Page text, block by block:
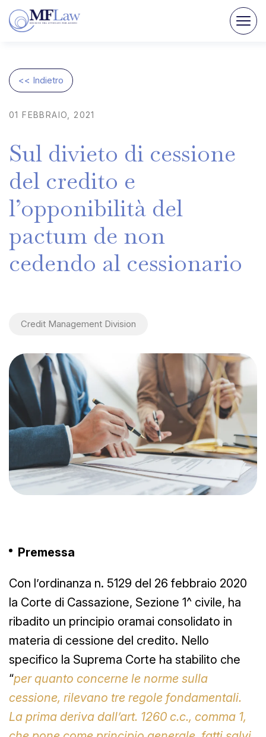
<< Indietro
01 FEBBRAIO, 2021
Sul divieto di cessione
del credito e
l’opponibilità del
pactum de non
cedendo al cessionario
Credit Management Division
Premessa
Con l’ordinanza n. 5129 del 26 febbraio 2020
la Corte di Cassazione, Sezione 1^ civile, ha
ribadito un principio oramai consolidato in
materia di cessione del credito. Nello
specifico la Suprema Corte ha stabilito che
“per quanto concerne le norme sulla
cessione, rilevano tre regole fondamentali.
La prima deriva dall’art. 1260 c.c., comma 1,